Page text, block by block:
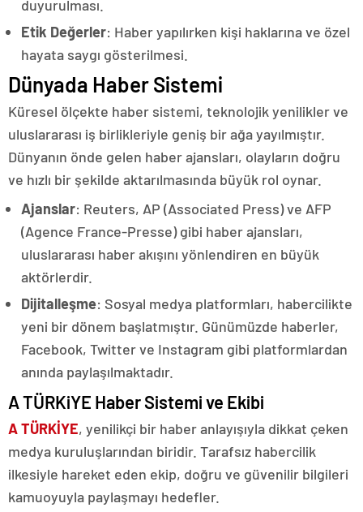
duyurulması.
Etik Değerler: Haber yapılırken kişi haklarına ve özel
hayata saygı gösterilmesi.
Dünyada Haber Sistemi
Küresel ölçekte haber sistemi, teknolojik yenilikler ve
uluslararası iş birlikleriyle geniş bir ağa yayılmıştır.
Dünyanın önde gelen haber ajansları, olayların doğru
ve hızlı bir şekilde aktarılmasında büyük rol oynar.
Ajanslar: Reuters, AP (Associated Press) ve AFP
(Agence France-Presse) gibi haber ajansları,
uluslararası haber akışını yönlendiren en büyük
aktörlerdir.
Dijitalleşme: Sosyal medya platformları, habercilikte
yeni bir dönem başlatmıştır. Günümüzde haberler,
Facebook, Twitter ve Instagram gibi platformlardan
anında paylaşılmaktadır.
A TÜRKiYE Haber Sistemi ve Ekibi
A TÜRKİYE, yenilikçi bir haber anlayışıyla dikkat çeken
medya kuruluşlarından biridir. Tarafsız habercilik
ilkesiyle hareket eden ekip, doğru ve güvenilir bilgileri
kamuoyuyla paylaşmayı hedefler.